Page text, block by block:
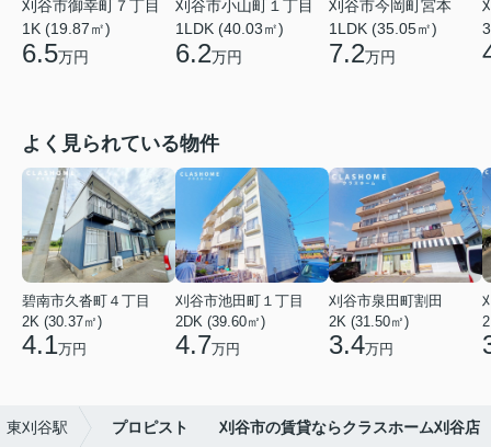
刈谷市御幸町７丁目
1K (19.87㎡)
6.5万円
刈谷市小山町１丁目
1LDK (40.03㎡)
6.2万円
刈谷市今岡町宮本
1LDK (35.05㎡)
7.2万円
よく見られている物件
碧南市久沓町４丁目
2K (30.37㎡)
4.1万円
刈谷市池田町１丁目
2DK (39.60㎡)
4.7万円
刈谷市泉田町割田
2K (31.50㎡)
3.4万円
東刈谷駅 プロピスト 刈谷市の賃貸ならクラスホーム刈谷店